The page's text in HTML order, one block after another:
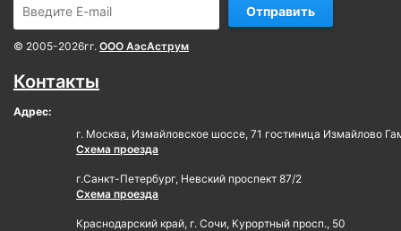
Отправить
© 2005-2026гг. ООО АэсАструм
Контакты
Адрес:
г. Москва, Измайловское шоссе, 71 гостиница Измайлово
Схема проезда
г.Санкт-Петербург, Невский проспект 87/2
Схема проезда
Краснодарский край, г. Сочи, Курортный просп., 50